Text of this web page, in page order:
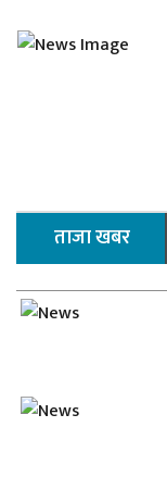
ताजा खबर